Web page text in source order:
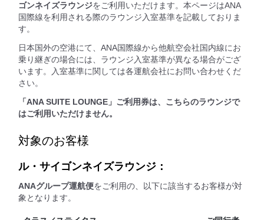
ゴンネイズラウンジをご利用いただけます。本ページはANA
国際線を利用される際のラウンジ入室基準を記載しておりま
す。
日本国外の空港にて、ANA国際線から他航空会社国内線にお
乗り継ぎの場合には、ラウンジ入室基準が異なる場合がござ
います。入室基準に関しては各運航会社にお問い合わせくだ
さい。
「ANA SUITE LOUNGE」ご利用券は、こちらのラウンジで
はご利用いただけません。
対象のお客様
ル・サイゴンネイズラウンジ：
ANAグループ運航便をご利用の、以下に該当するお客様が対
象となります。